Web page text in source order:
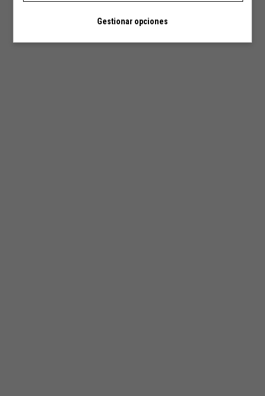
Gestionar opciones